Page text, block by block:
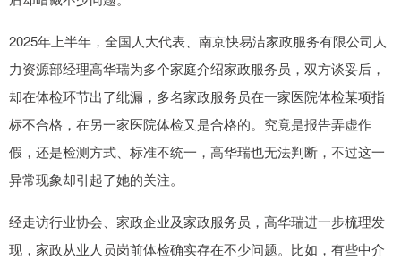
2025年上半年，全国人大代表、南京快易洁家政服务有限公司人
力资源部经理高华瑞为多个家庭介绍家政服务员，双方谈妥后，
却在体检环节出了纰漏，多名家政服务员在一家医院体检某项指
标不合格，在另一家医院体检又是合格的。究竟是报告弄虚作
假，还是检测方式、标准不统一，高华瑞也无法判断，不过这一
异常现象却引起了她的关注。
经走访行业协会、家政企业及家政服务员，高华瑞进一步梳理发
现，家政从业人员岗前体检确实存在不少问题。比如，有些中介